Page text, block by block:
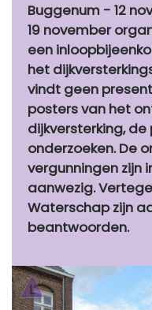
Buggenum - 12
19 november
een
het
vindt geen
posters van het
dijkversterking,
onderzoeken. De
vergunningen zijn
aanwezig.
Waterschap zijn
beantwoorden.